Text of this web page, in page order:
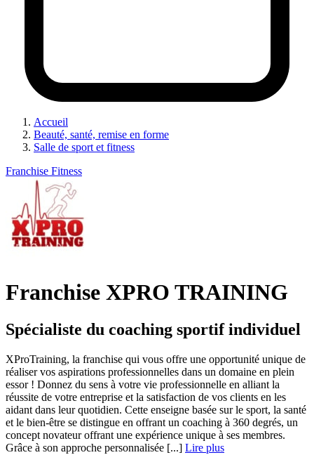
Accueil
Beauté, santé, remise en forme
Salle de sport et fitness
Franchise Fitness
Franchise XPRO TRAINING
Spécialiste du coaching sportif individuel
XProTraining, la franchise qui vous offre une opportunité unique de
réaliser vos aspirations professionnelles dans un domaine en plein
essor ! Donnez du sens à votre vie professionnelle en alliant la
réussite de votre entreprise et la satisfaction de vos clients en les
aidant dans leur quotidien. Cette enseigne basée sur le sport, la santé
et le bien-être se distingue en offrant un coaching à 360 degrés, un
concept novateur offrant une expérience unique à ses membres.
Grâce à son approche personnalisée [...] Lire plus